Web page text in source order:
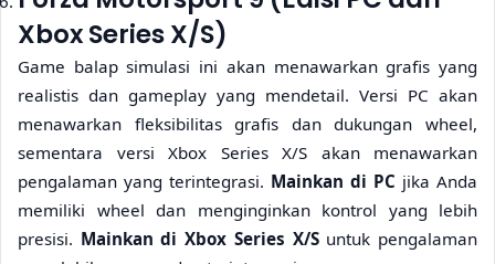
Xbox Series X/S)
Game balap simulasi ini akan menawarkan grafis yang
realistis dan gameplay yang mendetail. Versi PC akan
menawarkan fleksibilitas grafis dan dukungan wheel,
sementara versi Xbox Series X/S akan menawarkan
pengalaman yang terintegrasi. Mainkan di PC jika Anda
memiliki wheel dan menginginkan kontrol yang lebih
presisi. Mainkan di Xbox Series X/Suntuk pengalaman